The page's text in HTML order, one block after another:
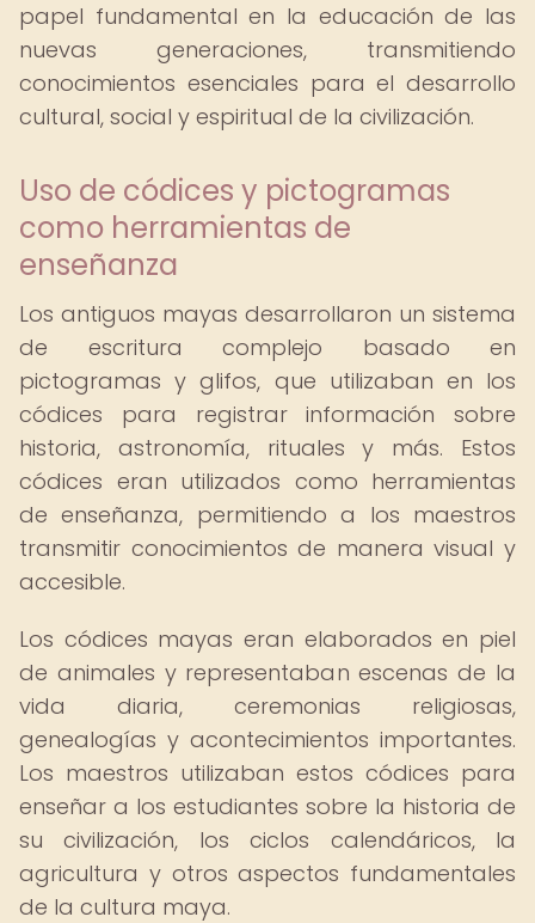
papel fundamental en la educación de las
nuevas generaciones, transmitiendo
conocimientos esenciales para el desarrollo
cultural, social y espiritual de la civilización.
Uso de códices y pictogramas
como herramientas de
enseñanza
Los antiguos mayas desarrollaron un sistema
de escritura complejo basado en
pictogramas y glifos, que utilizaban en los
códices para registrar información sobre
historia, astronomía, rituales y más. Estos
códices eran utilizados como herramientas
de enseñanza, permitiendo a los maestros
transmitir conocimientos de manera visual y
accesible.
Los códices mayas eran elaborados en piel
de animales y representaban escenas de la
vida diaria, ceremonias religiosas,
genealogías y acontecimientos importantes.
Los maestros utilizaban estos códices para
enseñar a los estudiantes sobre la historia de
su civilización, los ciclos calendáricos, la
agricultura y otros aspectos fundamentales
de la cultura maya.